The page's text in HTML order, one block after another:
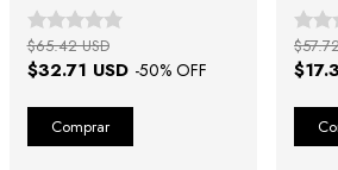
$32.71 USD -50% OFF
$65.42 USD